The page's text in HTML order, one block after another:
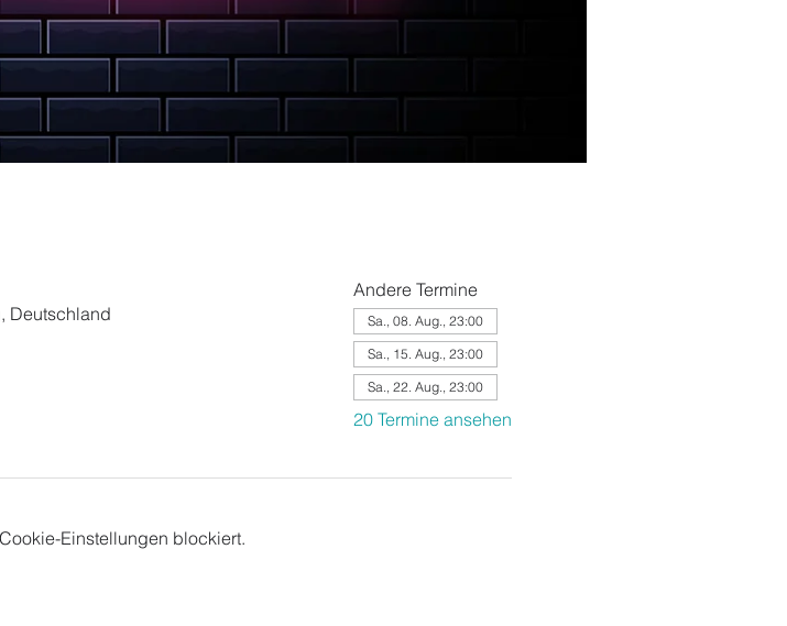
Deutschland
Andere Termine
Sa., 08. Aug., 23:00
Sa., 15. Aug., 23:00
Sa., 22. Aug., 23:00
20 Termine ansehen
Einstellungen blockiert.